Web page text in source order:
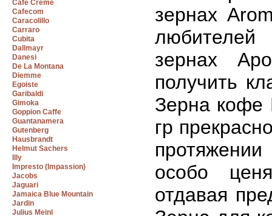
Cafe Creme
Cafecom
Caracolillo
Carraro
Cubita
Dallmayr
Danesi
De La Montana
Diemme
Egoiste
Garibaldi
Gimoka
Goppion Caffe
Guantanamera
Gutenberg
Hausbrandt
Helmut Sachers
Illy
Impresto (Impassion)
Jacobs
Jaguari
Jamaica Blue Mountain
Jardin
Julius Meinl
зернах
зернах
получить
Зерна кофе
гр
особо
отдавая